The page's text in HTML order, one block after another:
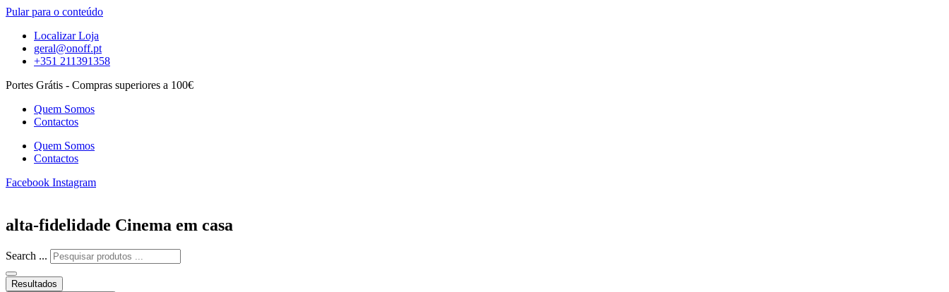
Pular para o conteúdo
Localizar Loja
geral@onoff.pt
+351 211391358
Portes Grátis - Compras superiores a 100€
Quem Somos
Contactos
Quem Somos
Contactos
Facebook Instagram
alta-fidelidade Cinema em casa
Search ...
Resultados